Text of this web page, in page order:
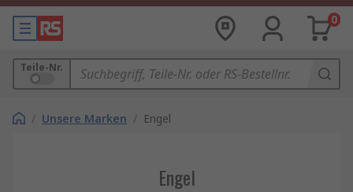
0
Teile-Nr.
/ Unsere Marken / Engel
Engel